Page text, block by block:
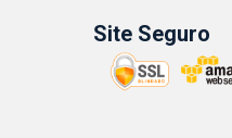
Site Seguro